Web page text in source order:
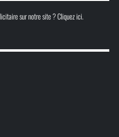
sur notre site ? Cliquez ici.